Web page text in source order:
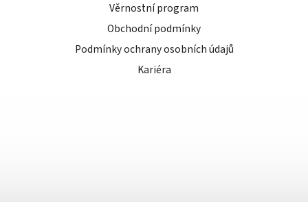
Věrnostní program
Obchodní podmínky
Podmínky ochrany osobních údajů
Kariéra